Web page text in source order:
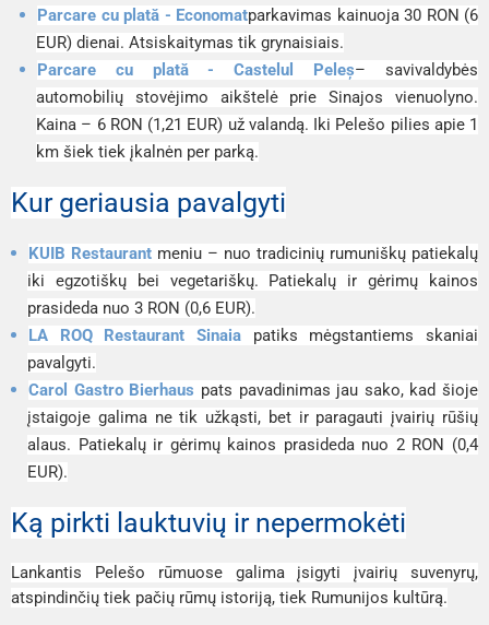
Parcare cu plată - Economatparkavimas kainuoja 30 RON (6
EUR) dienai. Atsiskaitymas tik grynaisiais.
Parcare cu plată - Castelul Peleș– savivaldybės
automobilių stovėjimo aikštelė prie Sinajos vienuolyno.
Kaina – 6 RON (1,21 EUR) už valandą. Iki Pelešo pilies apie 1
km šiek tiek įkalnėn per parką.
Kur geriausia pavalgyti
KUIB Restaurant meniu – nuo tradicinių rumuniškų patiekalų
iki egzotiškų bei vegetariškų. Patiekalų ir gėrimų kainos
prasideda nuo 3 RON (0,6 EUR).
LA ROQ Restaurant Sinaia patiks mėgstantiems skaniai
pavalgyti.
Carol Gastro Bierhaus pats pavadinimas jau sako, kad šioje
įstaigoje galima ne tik užkąsti, bet ir paragauti įvairių rūšių
alaus. Patiekalų ir gėrimų kainos prasideda nuo 2 RON (0,4
EUR).
Ką pirkti lauktuvių ir nepermokėti
Lankantis Pelešo rūmuose galima įsigyti įvairių suvenyrų,
atspindinčių tiek pačių rūmų istoriją, tiek Rumunijos kultūrą.